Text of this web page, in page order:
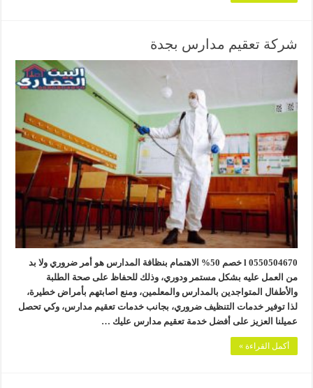
شركة تعقيم مدارس بجدة
0550504670 l خصم 50% الاهتمام بنظافة المدارس هو أمر ضروري ولا بد
من العمل عليه بشكل مستمر ودوري، وذلك للحفاظ على صحة الطلبة
والأطفال المتواجدين بالمدارس والمعلمين، ومنع اصابتهم بأمراض خطيرة،
لذا توفير خدمات التنظيف ضروري، بجانب خدمات تعقيم مدارس، وكي تحصل
عميلنا العزيز على أفضل خدمة تعقيم مدارس عليك …
أكمل القراءة »